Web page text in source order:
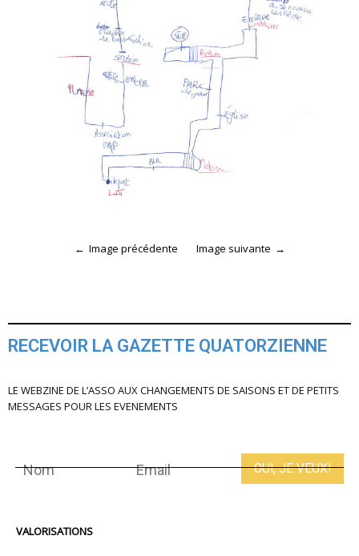
Image précédente Image suivante
RECEVOIR LA GAZETTE QUATORZIENNE
LE WEBZINE DE L’ASSO AUX CHANGEMENTS DE SAISONS ET DE PETITS
MESSAGES POUR LES EVENEMENTS
VALORISATIONS